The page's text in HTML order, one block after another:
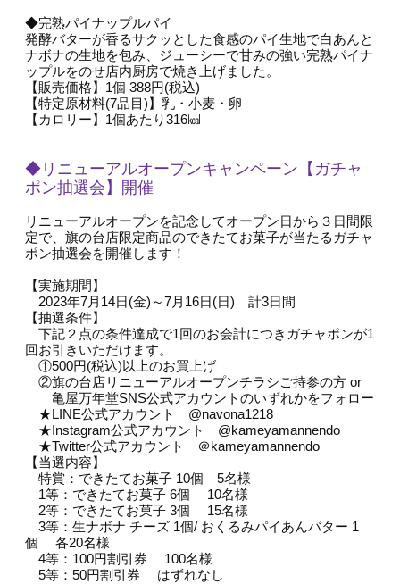
◆完熟パイナップルパイ
発酵バターが香るサクッとした食感のパイ生地で白あんと
ナボナの生地を包み、ジューシーで甘みの強い完熟パイナ
ップルをのせ店内厨房で焼き上げました。
【販売価格】1個 388円(税込)
【特定原材料(7品目)】乳・小麦・卵
【カロリー】1個あたり316㎉
◆リニューアルオープンキャンペーン【ガチャ
ポン抽選会】開催
リニューアルオープンを記念してオープン日から３日間限
定で、旗の台店限定商品のできたてお菓子が当たるガチャ
ポン抽選会を開催します！
【実施期間】
2023年7月14日(金)～7月16日(日) 計3日間
【抽選条件】
下記２点の条件達成で1回のお会計につきガチャポンが1
回お引きいただけます。
①500円(税込)以上のお買上げ
②旗の台店リニューアルオープンチラシご持参の方 or
亀屋万年堂SNS公式アカウントのいずれかをフォロー
★LINE公式アカウント @navona1218
★Instagram公式アカウント @kameyamannendo
★Twitter公式アカウント ＠kameyamannendo
【当選内容】
特賞：できたてお菓子 10個 5名様
1等：できたてお菓子 6個 10名様
2等：できたてお菓子 3個 15名様
3等：生ナボナ チーズ 1個/ おくるみパイあんバター 1
個 各20名様
4等：100円割引券 100名様
5等：50円割引券 はずれなし